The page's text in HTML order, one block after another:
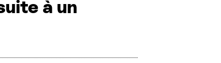
à un